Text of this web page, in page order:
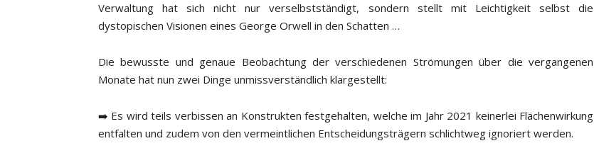
Verwaltung hat sich nicht nur verselbstständigt, sondern stellt mit Leichtigkeit selbst die
dystopischen Visionen eines George Orwell in den Schatten …
Die bewusste und genaue Beobachtung der verschiedenen Strömungen über die vergangenen
Monate hat nun zwei Dinge unmissverständlich klargestellt:
➡️ Es wird teils verbissen an Konstrukten festgehalten, welche im Jahr 2021 keinerlei Flächenwirkung
entfalten und zudem von den vermeintlichen Entscheidungsträgern schlichtweg ignoriert werden.